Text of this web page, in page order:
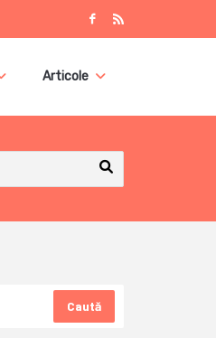
Articole
Caută